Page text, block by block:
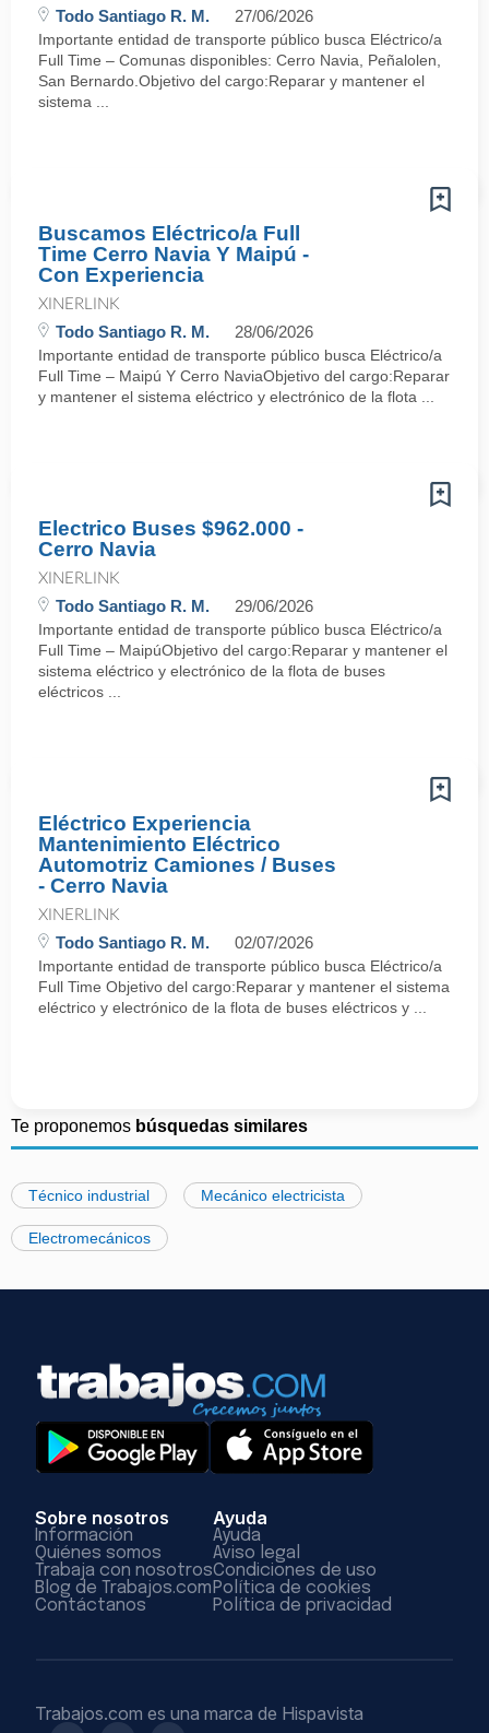
Todo Santiago R. M. 27/06/2026
Importante entidad de transporte público busca Eléctrico/a
Full Time – Comunas disponibles: Cerro Navia, Peñalolen,
San Bernardo.Objetivo del cargo:Reparar y mantener el
sistema ...
Buscamos Eléctrico/a Full
Time Cerro Navia Y Maipú -
Con Experiencia
XINERLINK
Todo Santiago R. M. 28/06/2026
Importante entidad de transporte público busca Eléctrico/a
Full Time – Maipú Y Cerro NaviaObjetivo del cargo:Reparar
y mantener el sistema eléctrico y electrónico de la flota ...
Electrico Buses $962.000 -
Cerro Navia
XINERLINK
Todo Santiago R. M. 29/06/2026
Importante entidad de transporte público busca Eléctrico/a
Full Time – MaipúObjetivo del cargo:Reparar y mantener el
sistema eléctrico y electrónico de la flota de buses
eléctricos ...
Eléctrico Experiencia
Mantenimiento Eléctrico
Automotriz Camiones / Buses
- Cerro Navia
XINERLINK
Todo Santiago R. M. 02/07/2026
Importante entidad de transporte público busca Eléctrico/a
Full Time Objetivo del cargo:Reparar y mantener el sistema
eléctrico y electrónico de la flota de buses eléctricos y ...
Te proponemos búsquedas similares
Técnico industrial Mecánico electricista
Electromecánicos
Sobre nosotros
Información
Quiénes somos
Trabaja con nosotros
Blog de Trabajos.com
Contáctanos
Ayuda
Ayuda
Aviso legal
Condiciones de uso
Política de cookies
Política de privacidad
Trabajos.com es una marca de Hispavista